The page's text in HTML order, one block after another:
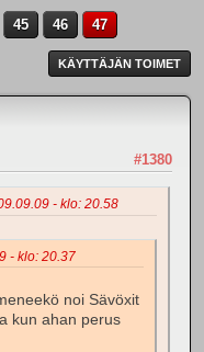
45 46 47
KÄYTTÄJÄN TOIMET
#1380
- klo: 20.58
- klo: 20.37
noi Sävöxit
kun ahan perus